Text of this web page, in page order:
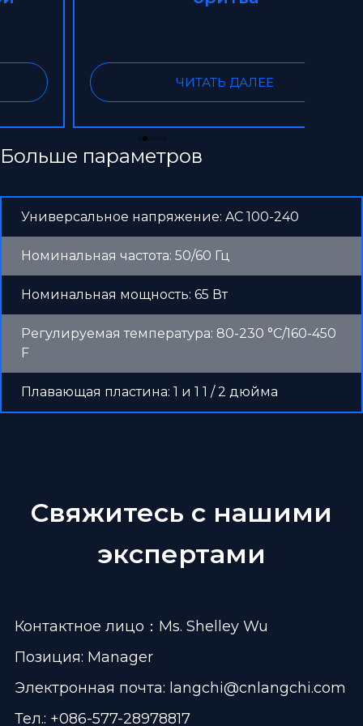
ЧИТАТЬ ДАЛЕЕ
Больше параметров
Универсальное напряжение: AC 100-240
Номинальная частота: 50/60 Гц
Номинальная мощность: 65 Вт
Регулируемая температура: 80-230 °C/160-450
F
Плавающая пластина: 1 и 1 1 / 2 дюйма
Свяжитесь с нашими
экспертами
Контактное лицо：Ms. Shelley Wu
Позиция: Manager
Электронная почта: langchi@cnlangchi.com
Тел.: +086-577-28978817